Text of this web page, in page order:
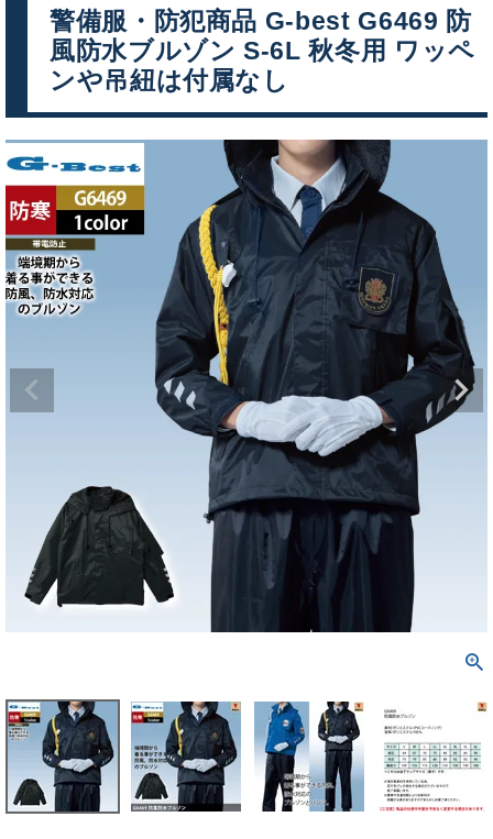
警備服・防犯商品 G-best G6469 防
風防水ブルゾン S-6L 秋冬用 ワッペ
ンや吊紐は付属なし